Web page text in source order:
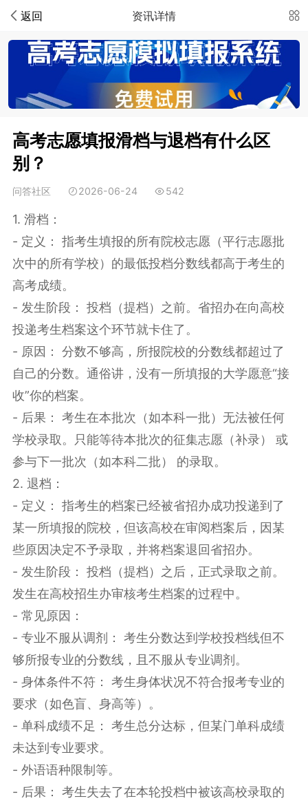
返回 资讯详情
高考志愿填报滑档与退档有什么区
别？
问答社区 2026-06-24 542
1. 滑档：
- 定义： 指考生填报的所有院校志愿（平行志愿批
次中的所有学校）的最低投档分数线都高于考生的
高考成绩。
- 发生阶段： 投档（提档）之前。省招办在向高校
投递考生档案这个环节就卡住了。
- 原因： 分数不够高，所报院校的分数线都超过了
自己的分数。通俗讲，没有一所填报的大学愿意“接
收”你的档案。
- 后果： 考生在本批次（如本科一批）无法被任何
学校录取。只能等待本批次的征集志愿（补录） 或
参与下一批次（如本科二批） 的录取。
2. 退档：
- 定义： 指考生的档案已经被省招办成功投递到了
某一所填报的院校，但该高校在审阅档案后，因某
些原因决定不予录取，并将档案退回省招办。
- 发生阶段： 投档（提档）之后，正式录取之前。
发生在高校招生办审核考生档案的过程中。
- 常见原因：
- 专业不服从调剂： 考生分数达到学校投档线但不
够所报专业的分数线，且不服从专业调剂。
- 身体条件不符： 考生身体状况不符合报考专业的
要求（如色盲、身高等）。
- 单科成绩不足： 考生总分达标，但某门单科成绩
未达到专业要求。
- 外语语种限制等。
- 后果： 考生失去了在本轮投档中被该高校录取的